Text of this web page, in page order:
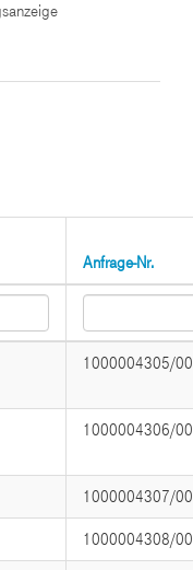
Anfrage-Nr.
1000004305/
1000004306/
1000004307/
1000004308/